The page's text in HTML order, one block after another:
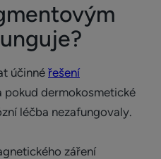
účinné řešení
pokud dermokosmetické
léčba nezafungovaly.
záření